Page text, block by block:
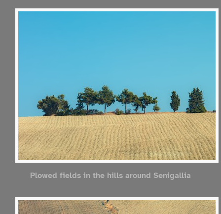
Plowed fields in the hills around Senigallia